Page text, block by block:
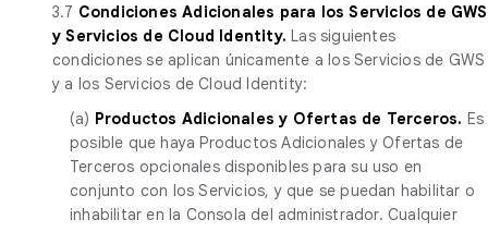
3.7 Condiciones Adicionales para los Servicios de GWS
y Servicios de Cloud Identity. Las siguientes
condiciones se aplican únicamente a los Servicios de GWS
y a los Servicios de Cloud Identity:
(a) Productos Adicionales y Ofertas de Terceros. Es
posible que haya Productos Adicionales y Ofertas de
Terceros opcionales disponibles para su uso en
conjunto con los Servicios, y que se puedan habilitar o
inhabilitar en la Consola del administrador. Cualquier